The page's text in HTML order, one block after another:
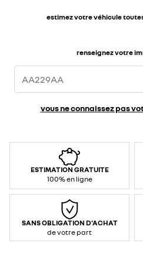
estimez votre véhicule
renseignez votre
vous ne connaissez pas
ESTIMATION GRATUITE
100% en ligne
SANS OBLIGATION D'ACHAT
de votre part